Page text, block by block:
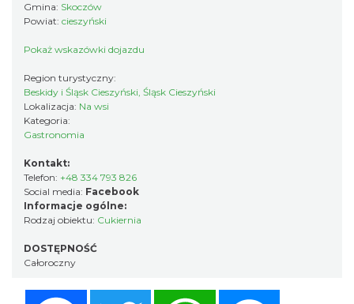
Gmina: Skoczów
Powiat: cieszyński
Pokaż wskazówki dojazdu
Region turystyczny:
Beskidy i Śląsk Cieszyński, Śląsk Cieszyński
Lokalizacja: Na wsi
Kategoria:
Gastronomia
Kontakt:
Telefon: +48 334 793 826
Social media: Facebook
Informacje ogólne:
Rodzaj obiektu: Cukiernia
DOSTĘPNOŚĆ
Całoroczny
Twitter WhatsApp